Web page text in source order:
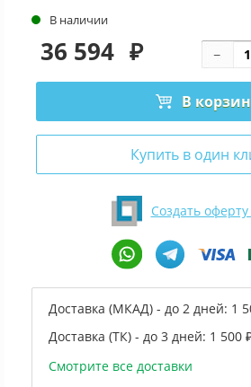
В наличии
36 594 ₽
В
Купить в один
Создать
Доставка (МКАД) - до 2 дней: 1
Доставка (ТК) - до 3 дней: 1 500
Смотрите все доставки